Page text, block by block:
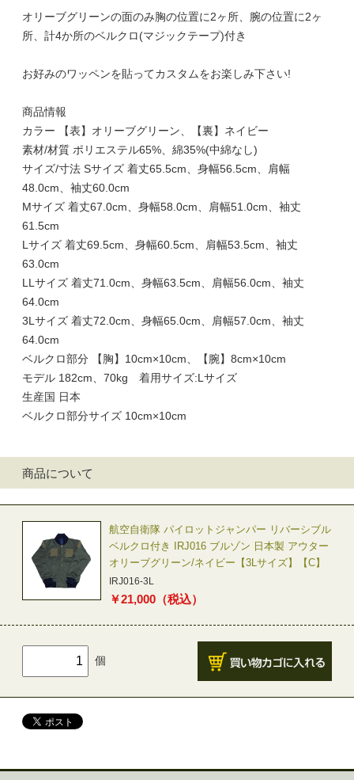
オリーブグリーンの面のみ胸の位置に2ヶ所、腕の位置に2ヶ
所、計4か所のベルクロ(マジックテープ)付き
お好みのワッペンを貼ってカスタムをお楽しみ下さい!
商品情報
カラー 【表】オリーブグリーン、【裏】ネイビー
素材/材質 ポリエステル65%、綿35%(中綿なし)
サイズ/寸法 Sサイズ 着丈65.5cm、身幅56.5cm、肩幅
48.0cm、袖丈60.0cm
Mサイズ 着丈67.0cm、身幅58.0cm、肩幅51.0cm、袖丈
61.5cm
Lサイズ 着丈69.5cm、身幅60.5cm、肩幅53.5cm、袖丈
63.0cm
LLサイズ 着丈71.0cm、身幅63.5cm、肩幅56.0cm、袖丈
64.0cm
3Lサイズ 着丈72.0cm、身幅65.0cm、肩幅57.0cm、袖丈
64.0cm
ベルクロ部分 【胸】10cm×10cm、【腕】8cm×10cm
モデル 182cm、70kg 着用サイズ:Lサイズ
生産国 日本
ベルクロ部分サイズ 10cm×10cm
商品について
航空自衛隊 パイロットジャンパー リバーシブル
ベルクロ付き IRJ016 ブルゾン 日本製 アウター
オリーブグリーン/ネイビー【3Lサイズ】【C】
IRJ016-3L
￥21,000 （税込）
個